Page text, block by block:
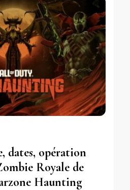
dates, opération
Royale de
Haunting